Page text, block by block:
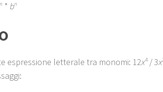
* bn
espressione letterale tra monomi: 12x4/ 3x